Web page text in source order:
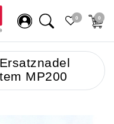
0 0
MP200